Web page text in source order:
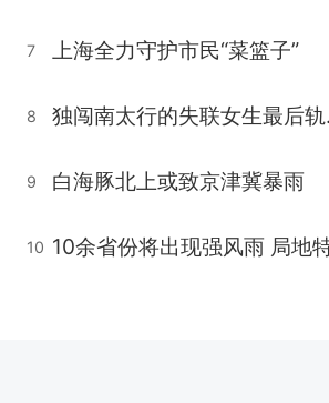
7 上海全力守护市民“菜篮子”
8 独闯
9 白海豚北上或致京津冀暴雨
10